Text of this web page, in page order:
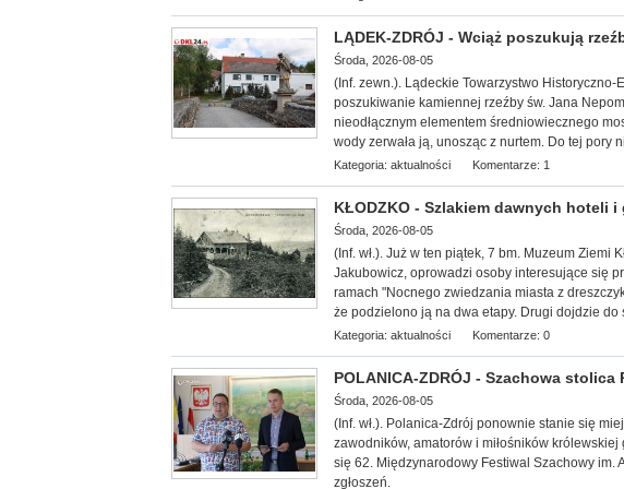
LĄDEK-ZDRÓJ - Wciąż poszukują
Środa, 2026-08-05
(Inf. zewn.). Lądeckie Towarzystwo Historyczno-
poszukiwanie kamiennej rzeźby św. Jana
nieodłącznym elementem średniowiecznego
wody zerwała ją, unosząc z nurtem. Do tej pory
Kategoria: aktualności Komentarze: 1
KŁODZKO - Szlakiem dawnych hoteli i
Środa, 2026-08-05
(Inf. wł.). Już w ten piątek, 7 bm. Muzeum Ziemi
Jakubowicz, oprowadzi osoby interesujące się
ramach "Nocnego zwiedzania miasta z
że podzielono ją na dwa etapy. Drugi dojdzie do
Kategoria: aktualności Komentarze: 0
POLANICA-ZDRÓJ - Szachowa
Środa, 2026-08-05
(Inf. wł.). Polanica-Zdrój ponownie stanie się
zawodników, amatorów i miłośników
się 62. Międzynarodowy Festiwal Szachowy im.
zgłoszeń.